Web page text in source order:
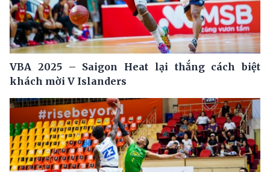
VBA 2025 – Saigon Heat lại thắng cách biệt
khách mời V Islanders